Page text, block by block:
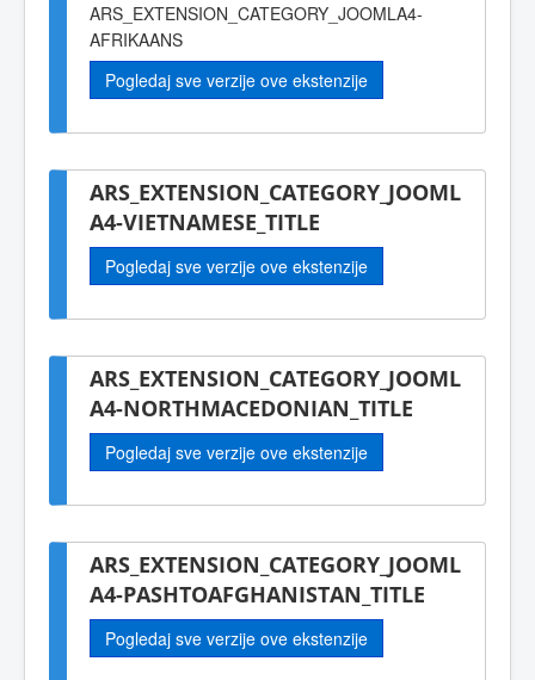
ARS_EXTENSION_CATEGORY_JOOMLA4-
AFRIKAANS
Pogledaj sve verzije ove ekstenzije
ARS_EXTENSION_CATEGORY_JOOML
A4-VIETNAMESE_TITLE
Pogledaj sve verzije ove ekstenzije
ARS_EXTENSION_CATEGORY_JOOML
A4-NORTHMACEDONIAN_TITLE
Pogledaj sve verzije ove ekstenzije
ARS_EXTENSION_CATEGORY_JOOML
A4-PASHTOAFGHANISTAN_TITLE
Pogledaj sve verzije ove ekstenzije